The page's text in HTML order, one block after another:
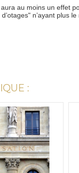
au moins un effet
n’ayant plus le
: